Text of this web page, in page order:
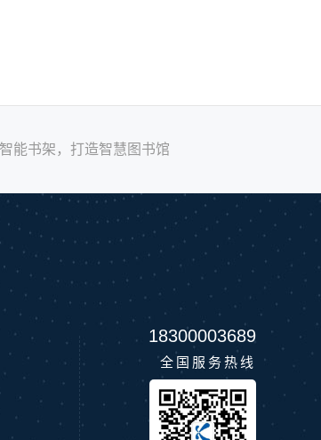
能书架，打造智慧图书馆
18300003689
全国服务热线